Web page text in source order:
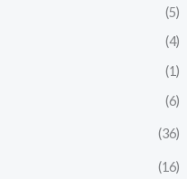
(5)
(4)
(1)
(6)
(36)
(16)